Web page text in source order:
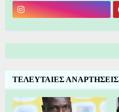
ΤΕΛΕΥΤΑΙΕΣ ΑΝΑΡΤΗΣΕΙΣ